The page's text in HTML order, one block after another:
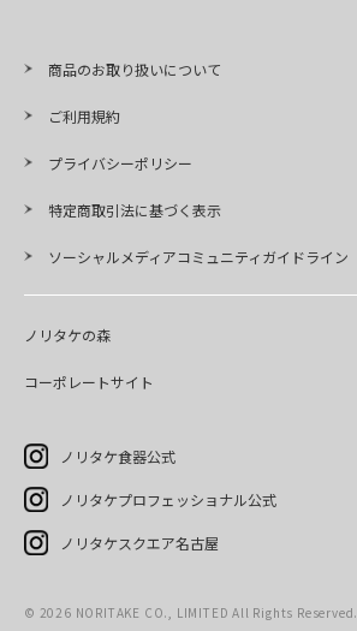
商品のお取り扱いについて
ご利用規約
プライバシーポリシー
特定商取引法に基づく表示
ソーシャルメディアコミュニティガイドライン
ノリタケの森
コーポレートサイト
ノリタケ食器公式
ノリタケプロフェッショナル公式
ノリタケスクエア名古屋
© 2026 NORITAKE CO., LIMITED All Rights Reserved.